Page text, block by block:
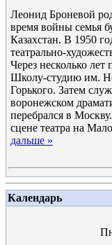
Леонид Броневой
время войны семья
Казахстан. В 1950
театрально-
Через несколько
Школу-студию им.
Горького. Затем
воронежском
перебрался в
сцене театра на
дальше »
Календарь